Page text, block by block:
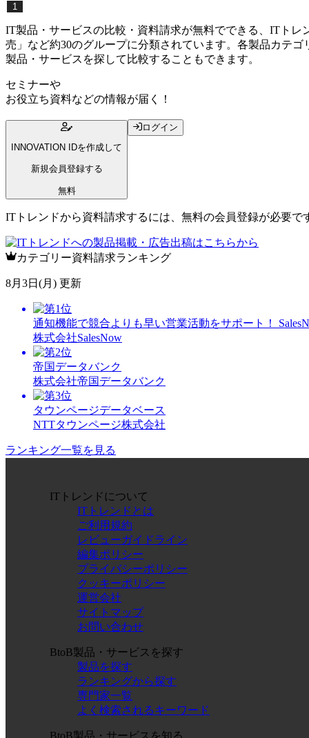
1
IT製品・サービスの比較・資料請求が無料でできる、ITト
売」など約30のグループに分類されています。各製品カテ
製品・サービスを探して比較することもできます。
セミナーや
お役立ち資料などの情報が届く！
INNOVATION IDを作成して
新規会員登録する
無料
ログイン
ITトレンドから資料請求するには、無料の会員登録が必要で
カテゴリー資料請求ランキング
8月3日(月) 更新
通知機能で競合よりも早い営業活動をサポート！
株式会社SalesNow
帝国データバンク
株式会社帝国データバンク
タウンページデータベース
NTTタウンページ株式会社
ランキング一覧を見る
ITトレンドについて
ITトレンドとは
ご利用規約
レビューガイドライン
編集ポリシー
プライバシーポリシー
クッキーポリシー
運営会社
サイトマップ
お問い合わせ
BtoB製品・サービスを探す
製品を探す
ランキングから探す
専門家一覧
よく検索されるキーワード
BtoB製品・サービスを知る